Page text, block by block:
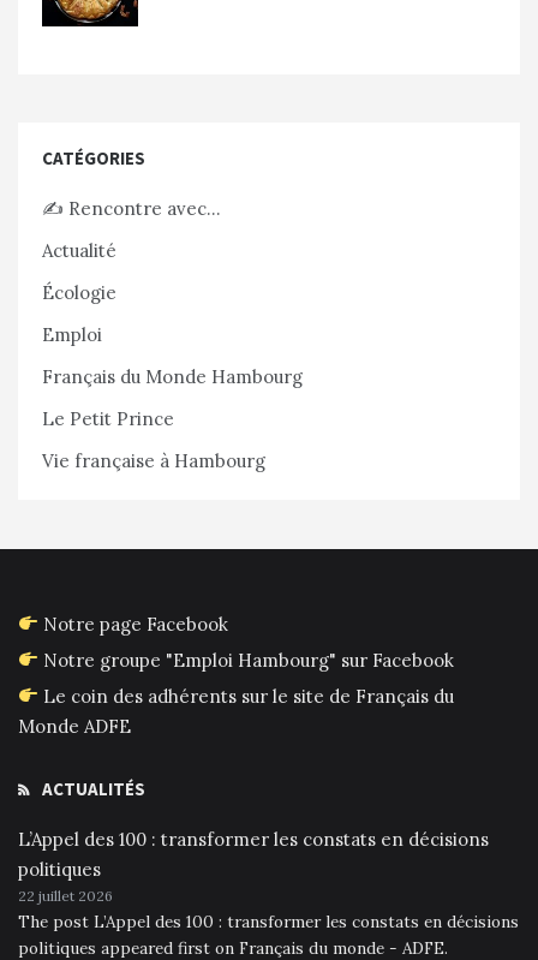
CATÉGORIES
✍️ Rencontre avec…
Actualité
Écologie
Emploi
Français du Monde Hambourg
Le Petit Prince
Vie française à Hambourg
Notre page Facebook
Notre groupe "Emploi Hambourg" sur Facebook
Le coin des adhérents sur le site de Français du
Monde ADFE
ACTUALITÉS
L’Appel des 100 : transformer les constats en décisions
politiques
22 juillet 2026
The post L’Appel des 100 : transformer les constats en décisions
politiques appeared first on Français du monde - ADFE.